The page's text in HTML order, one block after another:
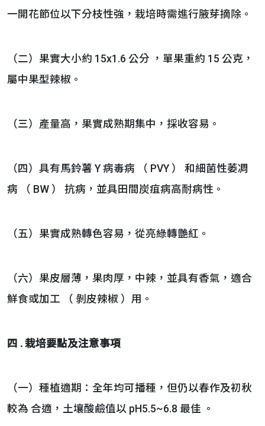
一開花節位以下分枝性強，栽培時需進行腋芽摘除。
（二）果實大小約 15x1.6 公分 ，單果重約 15 公克，
屬中果型辣椒。
（三）產量高，果實成熟期集中，採收容易。
（四）具有馬鈴薯 Y 病毒病 （ PVY ） 和細菌性萎凋
病 （ BW ） 抗病，並具田間炭疽病高耐病性。
（五）果實成熟轉色容易，從亮綠轉艷紅。
（六）果皮層薄，果肉厚，中辣，並具有香氣，適合
鮮食或加工 （ 剝皮辣椒 ）用。
四 . 栽培要點及注意事項
（一）種植適期：全年均可播種，但仍以春作及初秋
較為 合適，土壤酸鹼值以 pH5.5~6.8 最佳 。